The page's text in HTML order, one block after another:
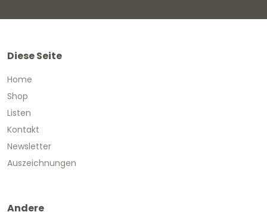
Diese Seite
Home
Shop
Listen
Kontakt
Newsletter
Auszeichnungen
Andere